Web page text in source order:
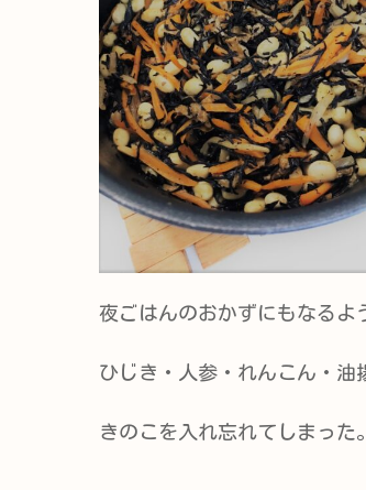
夜ごはんのおかずにもなるよ
ひじき・人参・れんこん・油
きのこを入れ忘れてしまった。